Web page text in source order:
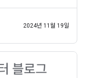
2024년 11월 19일